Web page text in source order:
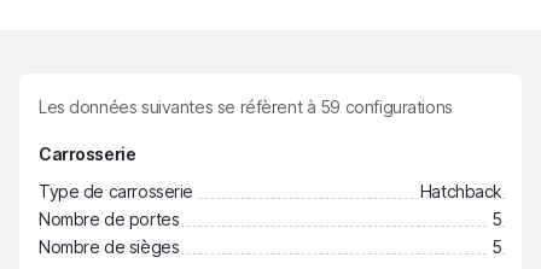
Les données suivantes se réfèrent à 59 configurations
Carrosserie
Type de carrosserie
Hatchback
Nombre de portes
5
Nombre de sièges
5